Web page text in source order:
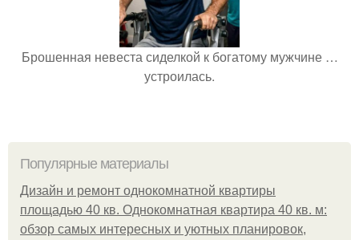
Брошенная невеста сиделкой к богатому мужчине …
устроилась.
Популярные материалы
Дизайн и ремонт однокомнатной квартиры
площадью 40 кв. Однокомнатная квартира 40 кв. м:
обзор самых интересных и уютных планировок,